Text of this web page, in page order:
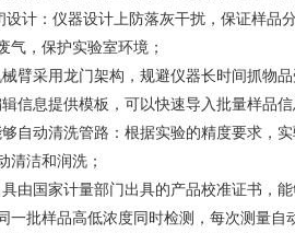
设计：仪器设计上防落灰干扰，保证样品
气，保护实验室环境；
臂采用龙门架构，规避仪器长时间抓物
信息提供模板，可以快速导入批量样品
自动清洗管路：根据实验的精度要求，
清洁和润洗；
由国家计量部门出具的产品校准证书，
一批样品高低浓度同时检测，每次测量